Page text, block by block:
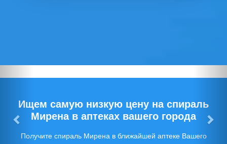
Ищем самую низкую цену на спираль
Мирена в аптеках вашего города
Получите спираль Мирена в ближайшей аптеке Вашего